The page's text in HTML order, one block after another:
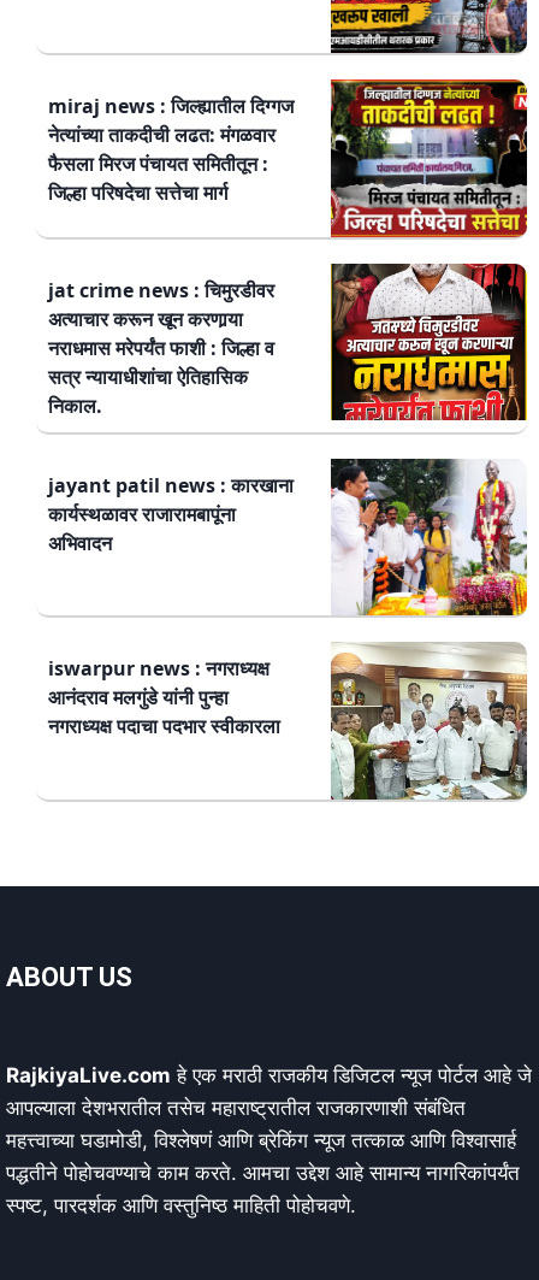
miraj news : जिल्ह्यातील दिग्गज
नेत्यांच्या ताकदीची लढत: मंगळवार
फैसला मिरज पंचायत समितीतून :
जिल्हा परिषदेचा सत्तेचा मार्ग
jat crime news : चिमुरडीवर
अत्याचार करून खून करणार्‍या
नराधमास मरेपर्यंत फाशी : जिल्हा व
सत्र न्यायाधीशांचा ऐतिहासिक
निकाल.
jayant patil news : कारखाना
कार्यस्थळावर राजारामबापूंना
अभिवादन
iswarpur news : नगराध्यक्ष
आनंदराव मलगुंडे यांनी पुन्हा
नगराध्यक्ष पदाचा पदभार स्वीकारला
ABOUT US
RajkiyaLive.com हे एक मराठी राजकीय डिजिटल न्यूज पोर्टल आहे जे
आपल्याला देशभरातील तसेच महाराष्ट्रातील राजकारणाशी संबंधित
महत्त्वाच्या घडामोडी, विश्लेषणं आणि ब्रेकिंग न्यूज तत्काळ आणि विश्वासार्ह
पद्धतीने पोहोचवण्याचे काम करते. आमचा उद्देश आहे सामान्य नागरिकांपर्यंत
स्पष्ट, पारदर्शक आणि वस्तुनिष्ठ माहिती पोहोचवणे.